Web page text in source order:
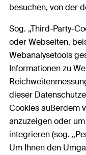
besuchen, von der
Sog. „Third-Party-
oder Webseiten,
Webanalysetools
Informationen zu
dieser
Cookies außerdem
anzuzeigen oder
integrieren (sog.
Um Ihnen den